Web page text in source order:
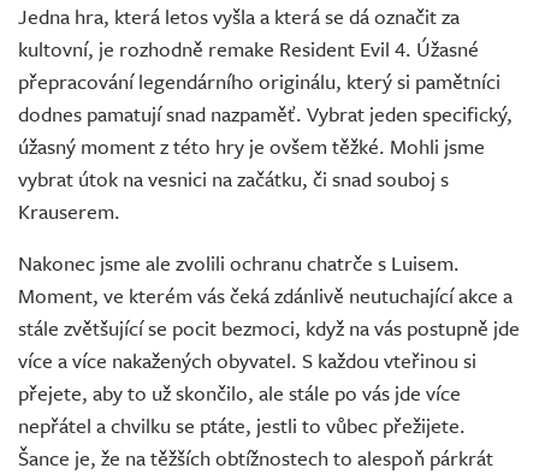
Jedna hra, která letos vyšla a která se dá označit za
kultovní, je rozhodně remake Resident Evil 4. Úžasné
přepracování legendárního originálu, který si pamětníci
dodnes pamatují snad nazpaměť. Vybrat jeden specifický,
úžasný moment z této hry je ovšem těžké. Mohli jsme
vybrat útok na vesnici na začátku, či snad souboj s
Krauserem.
Nakonec jsme ale zvolili ochranu chatrče s Luisem.
Moment, ve kterém vás čeká zdánlivě neutuchající akce a
stále zvětšující se pocit bezmoci, když na vás postupně jde
více a více nakažených obyvatel. S každou vteřinou si
přejete, aby to už skončilo, ale stále po vás jde více
nepřátel a chvilku se ptáte, jestli to vůbec přežijete.
Šance je, že na těžších obtížnostech to alespoň párkrát